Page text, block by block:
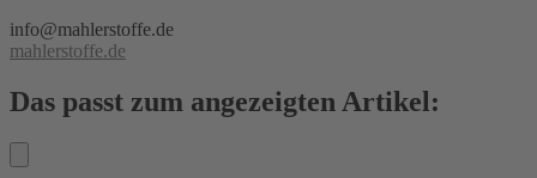
info@mahlerstoffe.de
mahlerstoffe.de
Das passt zum angezeigten Artikel: